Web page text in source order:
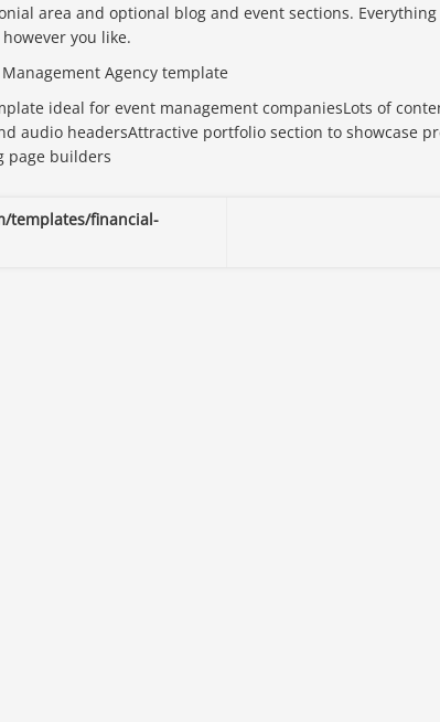
area and optional blog and event sections.
you like.
Agency template
ideal for event management companiesLots of
audio headersAttractive portfolio section to showcase
page builders
templates/financial-